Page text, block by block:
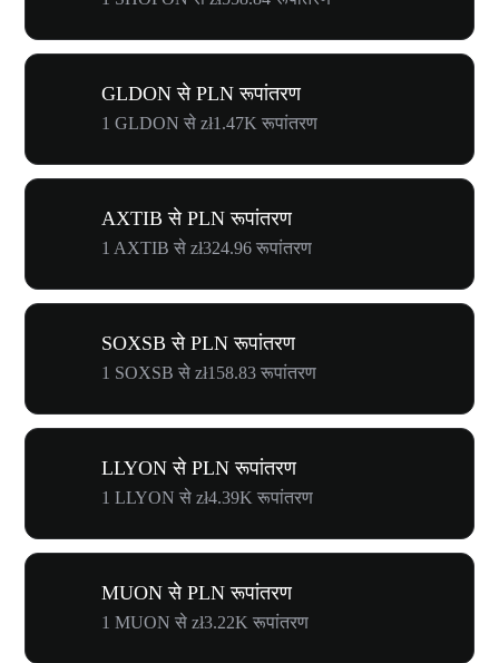
GLDON से PLN रूपांतरण
1 GLDON से zł1.47K रूपांतरण
AXTIB से PLN रूपांतरण
1 AXTIB से zł324.96 रूपांतरण
SOXSB से PLN रूपांतरण
1 SOXSB से zł158.83 रूपांतरण
LLYON से PLN रूपांतरण
1 LLYON से zł4.39K रूपांतरण
MUON से PLN रूपांतरण
1 MUON से zł3.22K रूपांतरण